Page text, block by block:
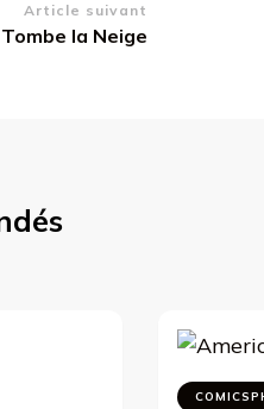
Article suivant
Tombe la Neige